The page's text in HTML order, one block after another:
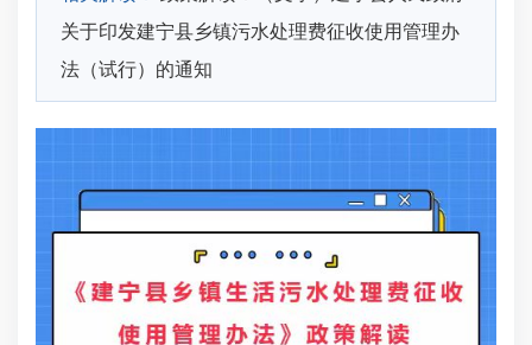
关于印发建宁县乡镇污水处理费征收使用管理办
法（试行）的通知